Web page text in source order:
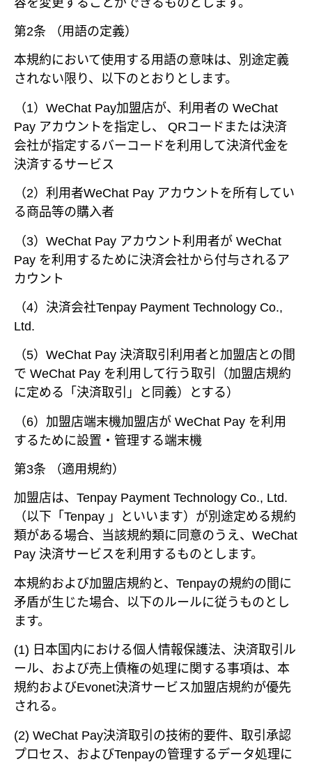
第2条 （用語の定義）
本規約において使用する用語の意味は、別途定義
されない限り、以下のとおりとします。
（1）WeChat Pay加盟店が、利用者の WeChat
Pay アカウントを指定し、 QRコードまたは決済
会社が指定するバーコードを利用して決済代金を
決済するサービス
（2）利用者WeChat Pay アカウントを所有してい
る商品等の購入者
（3）WeChat Pay アカウント利用者が WeChat
Pay を利用するために決済会社から付与されるア
カウント
（4）決済会社Tenpay Payment Technology Co.,
Ltd.
（5）WeChat Pay 決済取引利用者と加盟店との間
で WeChat Pay を利用して行う取引（加盟店規約
に定める「決済取引」と同義）とする）
（6）加盟店端末機加盟店が WeChat Pay を利用
するために設置・管理する端末機
第3条 （適用規約）
加盟店は、Tenpay Payment Technology Co., Ltd.
（以下「Tenpay 」といいます）が別途定める規約
類がある場合、当該規約類に同意のうえ、WeChat
Pay 決済サービスを利用するものとします。
本規約および加盟店規約と、Tenpayの規約の間に
矛盾が生じた場合、以下のルールに従うものとし
ます。
(1) 日本国内における個人情報保護法、決済取引ル
ール、および売上債権の処理に関する事項は、本
規約およびEvonet決済サービス加盟店規約が優先
される。
(2) WeChat Pay決済取引の技術的要件、取引承認
プロセス、およびTenpayの管理するデータ処理に